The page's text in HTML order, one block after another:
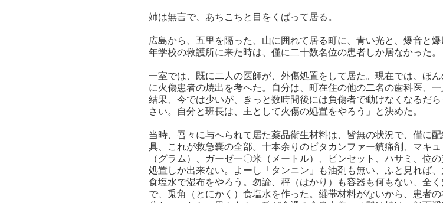
姉は無言で、あちこちと目をくばって居る。
広島から、五里を隔った、山に囲れて居る町に、青い光と、爆音と
年学校の救護所に来た時は、僅に二十数名位の患者しか居なかった。
一室では、既に二人の医師が、外傷処置をして居た。現在では、ほ
に火傷患者の焼出を考へた。自分は、町在住の他の二名の歯科医、
結果、今では少いが、きっと数時間後には負傷者で動けなくなるだ
さい。自分と班長は、主として火傷の処置をやろう」と決めた。
当時、吾々に与へられて居た薬品衛生材料は、皆無の状況で、僅に
具、これが救急嚢の全部。十本余りのビタカンファー鎮痛剤、マキ
（グラム）、ガーゼ一〇米（メートル）、ピンセット、ハサミ、位
処置しか出来ない。よーし「タンニン」も油剤も無い、ふと見れば
食塩水で湿布をやろう。勿論、秤（はかり）も容器も何もない、全
で、兎角（とにかく）食塩水を作った。繃帯材料がないから、患者